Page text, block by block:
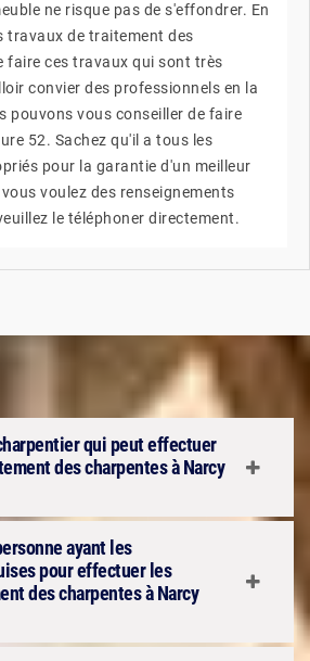
ne risque pas de s'effondrer. En
travaux de traitement des
faire ces travaux qui sont très
convier des professionnels en la
pouvons vous conseiller de faire
52. Sachez qu'il a tous les
pour la garantie d'un meilleur
voulez des renseignements
le téléphoner directement.
qui peut effectuer
des charpentes à Narcy
ayant les
pour effectuer les
des charpentes à Narcy